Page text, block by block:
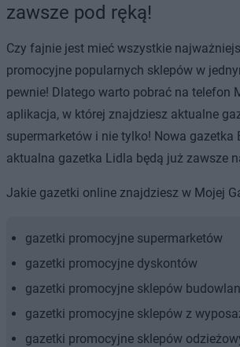
zawsze pod ręką!
Czy fajnie jest mieć wszystkie
promocyjne popularnych sklepów w
pewnie! Dlatego warto pobrać na telefon
aplikacja, w której znajdziesz aktualne
supermarketów i nie tylko! Nowa gazetka
aktualna gazetka Lidla będą już zawsze
Jakie gazetki online znajdziesz w Mojej
gazetki promocyjne supermarketów
gazetki promocyjne dyskontów
gazetki promocyjne sklepów
gazetki promocyjne sklepów z
gazetki promocyjne sklepów